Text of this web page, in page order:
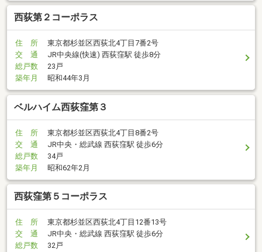
西荻第２コーポラス
住 所
東京都杉並区西荻北4丁目7番2号
交 通
JR中央線(快速) 西荻窪駅 徒歩8分
総戸数
23戸
築年月
昭和44年3月
ベルハイム西荻窪第３
住 所
東京都杉並区西荻北4丁目8番2号
交 通
JR中央・総武線 西荻窪駅 徒歩6分
総戸数
34戸
築年月
昭和62年2月
西荻窪第５コーポラス
住 所
東京都杉並区西荻北4丁目12番13号
交 通
JR中央・総武線 西荻窪駅 徒歩6分
総戸数
32戸